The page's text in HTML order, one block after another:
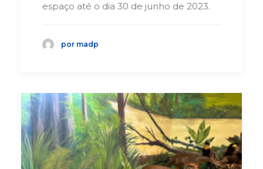
espaço até o dia 30 de junho de 2023.
por madp